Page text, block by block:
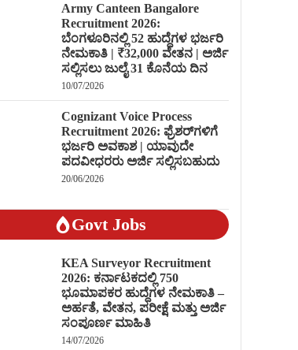
Army Canteen Bangalore
Recruitment 2026:
ಬೆಂಗಳೂರಿನಲ್ಲಿ 52 ಹುದ್ದೆಗಳ ಭರ್ಜರಿ
ನೇಮಕಾತಿ | ₹32,000 ವೇತನ | ಅರ್ಜಿ
ಸಲ್ಲಿಸಲು ಜುಲೈ 31 ಕೊನೆಯ ದಿನ
10/07/2026
Cognizant Voice Process
Recruitment 2026: ಫ್ರೆಶರ್‌ಗಳಿಗೆ
ಭರ್ಜರಿ ಅವಕಾಶ | ಯಾವುದೇ
ಪದವೀಧರರು ಅರ್ಜಿ ಸಲ್ಲಿಸಬಹುದು
20/06/2026
Govt Jobs
KEA Surveyor Recruitment
2026: ಕರ್ನಾಟಕದಲ್ಲಿ 750
ಭೂಮಾಪಕರ ಹುದ್ದೆಗಳ ನೇಮಕಾತಿ –
ಅರ್ಹತೆ, ವೇತನ, ಪರೀಕ್ಷೆ ಮತ್ತು ಅರ್ಜಿ
ಸಂಪೂರ್ಣ ಮಾಹಿತಿ
14/07/2026